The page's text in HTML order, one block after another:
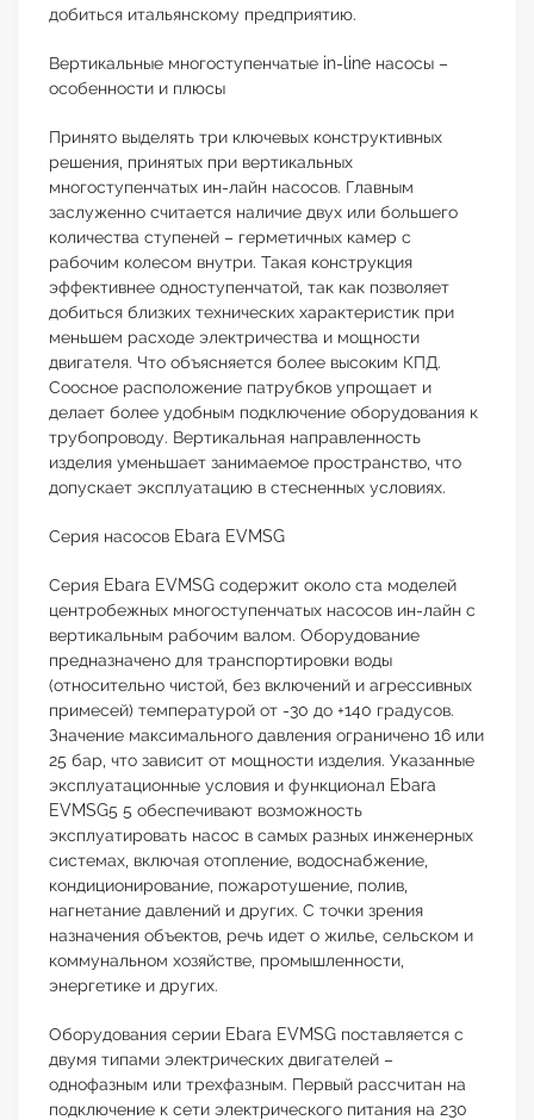
добиться итальянскому предприятию.
Вертикальные многоступенчатые in-line насосы –
особенности и плюсы
Принято выделять три ключевых конструктивных
решения, принятых при вертикальных
многоступенчатых ин-лайн насосов. Главным
заслуженно считается наличие двух или большего
количества ступеней – герметичных камер с
рабочим колесом внутри. Такая конструкция
эффективнее одноступенчатой, так как позволяет
добиться близких технических характеристик при
меньшем расходе электричества и мощности
двигателя. Что объясняется более высоким КПД.
Соосное расположение патрубков упрощает и
делает более удобным подключение оборудования к
трубопроводу. Вертикальная направленность
изделия уменьшает занимаемое пространство, что
допускает эксплуатацию в стесненных условиях.
Серия насосов Ebara EVMSG
Серия Ebara EVMSG содержит около ста моделей
центробежных многоступенчатых насосов ин-лайн с
вертикальным рабочим валом. Оборудование
предназначено для транспортировки воды
(относительно чистой, без включений и агрессивных
примесей) температурой от -30 до +140 градусов.
Значение максимального давления ограничено 16 или
25 бар, что зависит от мощности изделия. Указанные
эксплуатационные условия и функционал Ebara
EVMSG5 5 обеспечивают возможность
эксплуатировать насос в самых разных инженерных
системах, включая отопление, водоснабжение,
кондиционирование, пожаротушение, полив,
нагнетание давлений и других. С точки зрения
назначения объектов, речь идет о жилье, сельском и
коммунальном хозяйстве, промышленности,
энергетике и других.
Оборудования серии Ebara EVMSG поставляется с
двумя типами электрических двигателей –
однофазным или трехфазным. Первый рассчитан на
подключение к сети электрического питания на 230